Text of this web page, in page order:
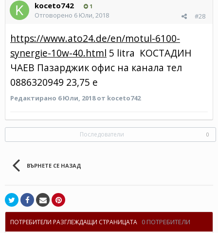
koceto742 1
#28
Отговорено 6 Юли, 2018
https://www.ato24.de/en/motul-6100-
synergie-10w-40.html 5 litra КОСТАДИН
ЧАЕВ Пазарджик офис на канала тел
0886320949 23,75 e
Редактирано 6 Юли, 2018от koceto742
Последователи 0
ВЪРНЕТЕ СЕ НАЗАД
ПОТРЕБИТЕЛИ РАЗГЛЕЖДАЩИ СТРАНИЦАТА 0 ПОТРЕБИТЕЛИ